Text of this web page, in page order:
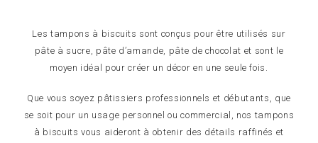
Les tampons à biscuits sont conçus pour être utilisés sur
pâte à sucre, pâte d’amande, pâte de chocolat et sont le
moyen idéal pour créer un décor en une seule fois.
Que vous soyez pâtissiers professionnels et débutants, que
se soit pour un usage personnel ou commercial, nos tampons
à biscuits vous aideront à obtenir des détails raffinés et